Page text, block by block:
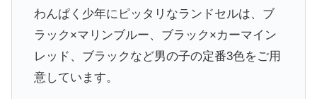
わんぱく少年にピッタリなランドセルは、ブ
ラック×マリンブルー、ブラック×カーマイン
レッド、ブラックなど男の子の定番3色をご用
意しています。